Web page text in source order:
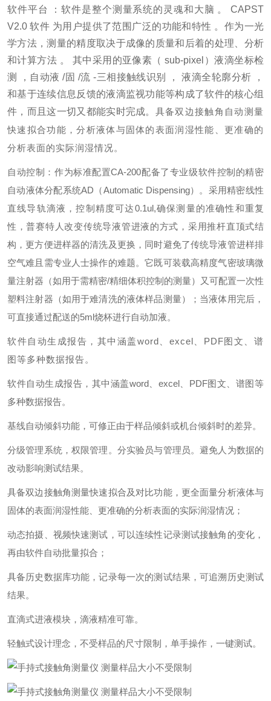
软件平台 ：软件是整个测量系统的灵魂和大脑 。 CAPST
V2.0 软件 为用户提供了范围广泛的功能和特性 。作为一光
学方法，测量的精度取决于成像的质量和后着的处理、分析
和计算方法 。 其中采用的亚像素（ sub-pixel）液滴坐标检
测 ，自动液 /固 /流 -三相接触线识别 ， 液滴全轮廓分析 ，
和基于连续信息反馈的液滴监视功能等构成了软件的核心组
件，而且这一切又都能实时完成。 具备双边接触角自动测量
快速拟合功能，分析液体与固体的表面润湿性能、更准确的
分析表面的实际润湿情况。
自动控制：作为标准配置CA-200配备了专业级软件控制的精密
自动液体分配系统AD（Automatic Dispensing）。采用精密线性
直线导轨滴液，控制精度可达0.1ul,确保测量的准确性和重复
性，普赛特人改变传统导液管进液的方式，采用推杆直顶式结
构，更方便进样器的清洗及更换，同时避免了传统导液管进样排
空气难且需专业人士操作的难题。它既可装载高精度气密玻璃微
量注射器（如用于需精密/精细体积控制的测量）又可配置一次性
塑料注射器（如用于难清洗的液体样品测量）；当液体用完后，
可直接通过配送的5ml烧杯进行自动加液。
软件自动生成报告，其中涵盖word、excel、PDF图文、谱
图等多种数据报告。
软件自动生成报告，其中涵盖word、excel、PDF图文、谱图等
多种数据报告。
基线自动倾斜功能，可修正由于样品倾斜或机台倾斜时的差异。
分级管理系统，权限管理。分实验员与管理员。避免人为数据的
改动影响测试结果。
具备双边接触角测量快速拟合及对比功能，更全面量分析液体与
固体的表面润湿性能、更准确的分析表面的实际润湿情况；
动态拍摄、视频快速测试，可以连续性记录测试接触角的变化，
再由软件自动批量拟合；
具备历史数据库功能，记录每一次的测试结果，可追溯历史测试
结果。
直滴式进液模块，滴液精准可靠。
轻触式设计理念，不受样品的尺寸限制，单手操作，一键测试。